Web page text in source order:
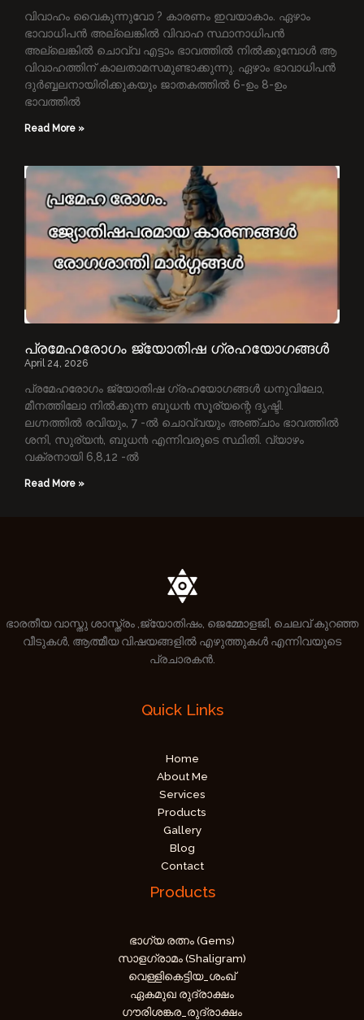
വിവാഹം വൈകുന്നുവോ ? കാരണം ഇവയാകാം. ഏഴാം
ഭാവാധിപൻ അല്ലെങ്കിൽ വിവാഹ സ്ഥാനാധിപൻ
അല്ലെങ്കിൽ ചൊവ്വ എട്ടാം ഭാവത്തിൽ നിൽക്കുമ്പോൾ ആ
വിവാഹത്തിന് കാലതാമസമുണ്ടാക്കുന്നു. ഏഴാം ഭാവാധിപൻ
ദുർബ്ബലനായിരിക്കുകയും ജാതകത്തിൽ 6-ഉം 8-ഉം
ഭാവത്തിൽ
Read More »
പ്രമേഹരോഗം ജ്യോതിഷ ഗ്രഹയോഗങ്ങള്‍
April 24, 2026
പ്രമേഹരോഗം ജ്യോതിഷ ഗ്രഹയോഗങ്ങള്‍ ധനുവിലോ,
മീനത്തിലോ നില്‍ക്കുന്ന ബുധ൯ സൂര്യന്റെ ദൃഷ്ടി.
ലഗ്നത്തില്‍ രവിയും, 7 -ല്‍ ചൊവ്വയും അഞ്ചാം ഭാവത്തില്‍
ശനി, സുര്യ൯, ബുധ൯ എന്നിവരുടെ സ്ഥിതി. വ്യാഴം
വക്രനായി 6,8,12 -ല്‍
Read More »
ഭാരതീയ വാസ്തു ശാസ്ത്രം ,ജ്യോതിഷം, ജെമ്മോളജി, ചെലവ് കുറഞ്ഞ
വീടുകൾ, ആത്മീയ വിഷയങ്ങളിൽ എഴുത്തുകൾ എന്നിവയുടെ
പ്രചാരകൻ.
Quick Links
Home
About Me
Services
Products
Gallery
Blog
Contact
Products
ഭാഗ്യ രത്നം (Gems)
സാളഗ്രാമം (Shaligram)
വെള്ളികെട്ടിയ_ശംഖ്
ഏകമുഖ രുദ്രാക്ഷം
ഗൗരിശങ്കര_രുദ്രാക്ഷം